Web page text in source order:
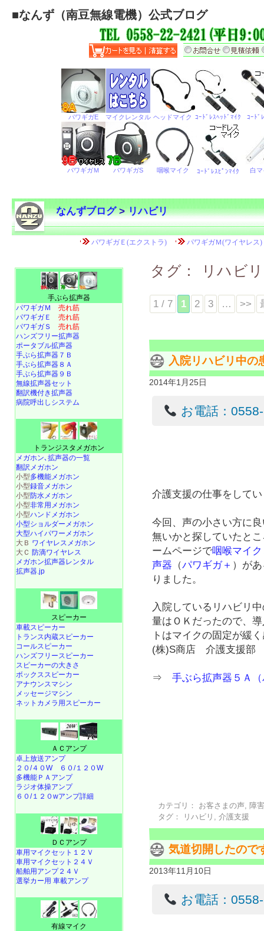
■なんず（南豆無線電機）公式ブログ
なんずブログ>リハビリ
タグ： リハビリ
1 / 7 1 2 3 … >>
入院リハビリ中の
2014年1月25日
お電話：
介護支援の仕事をして
今回、声の小さい方に
無いかと探していたと
ームページで咽喉マイク
声器 （パワギガ＋ ）が
りました。
入院しているリハビリ
量はＯＫだったので、
トはマイクの固定が緩
(株)S商店 介護支援部
⇒手ぶら拡声器５Ａ
カテゴリ： お客さまの声, 障
タグ：
リハビリ ,介護支援
気道切開したので
2013年11月10日
お電話：
手ぶら拡声器
パワギガＭ 売れ筋
パワギガＥ 売れ筋
パワギガＳ 売れ筋
ハンズフリー拡声器
ポータブル拡声器
手ぶら拡声器７Ｂ
手ぶら拡声器８Ａ
手ぶら拡声器９Ｂ
無線拡声器セット
翻訳機付き拡声器
病院呼出しシステム
トランジスタメガホン
メガホン､拡声器の一覧
翻訳メガホン
小型多機能メガホン
小型録音メガホン
小型防水メガホン
小型非常用メガホン
小型ハンドメガホン
小型ショルダーメガホン
大型ハイパワーメガホン
大Ｂ ワイヤレスメガホン
大Ｃ 防滴ワイヤレス
メガホン拡声器レンタル
拡声器.jp
スピーカー
車載スピーカー
トランス内蔵スピーカー
コールスピーカー
ハンズフリースピーカー
スピーカーの大きさ
ボックススピーカー
アナウンスマシン
メッセージマシン
ネットカメラ用スピーカー
ＡＣアンプ
卓上放送アンプ
２０/４０W
６０/１２０W
多機能ＰＡアンプ
ラジオ体操アンプ
６０/１２０wアンプ詳細
ＤＣアンプ
車用マイクセット１２Ｖ
車用マイクセット２４Ｖ
船舶用アンプ２４Ｖ
選挙カー用 車載アンプ
有線マイク